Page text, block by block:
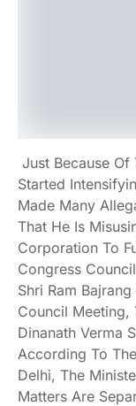
Just Because
Started
Made Many
That He Is
Corporation To
Congress
Shri Ram
Council Meeting,
Dinanath Verma
According To
Delhi, The
Matters Are